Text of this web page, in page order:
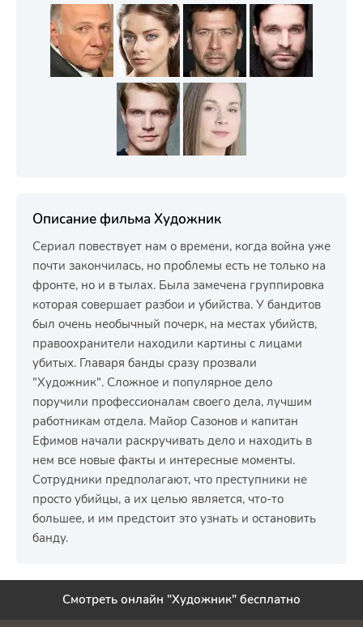
Описание фильма Художник
Сериал повествует нам о времени, когда война уже
почти закончилась, но проблемы есть не только на
фронте, но и в тылах. Была замечена группировка
которая совершает разбои и убийства. У бандитов
был очень необычный почерк, на местах убийств,
правоохранители находили картины с лицами
убитых. Главаря банды сразу прозвали
"Художник". Сложное и популярное дело
поручили профессионалам своего дела, лучшим
работникам отдела. Майор Сазонов и капитан
Ефимов начали раскручивать дело и находить в
нем все новые факты и интересные моменты.
Сотрудники предполагают, что преступники не
просто убийцы, а их целью является, что-то
большее, и им предстоит это узнать и остановить
банду.
Смотреть онлайн "Художник" бесплатно